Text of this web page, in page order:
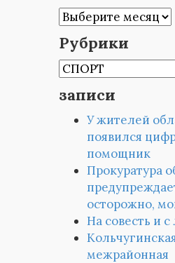
Архивы
Рубрики
Рубрики
записи
У жителей
появился
помощник
Прокуратура
осторожно,
На совесть и
межрайонная